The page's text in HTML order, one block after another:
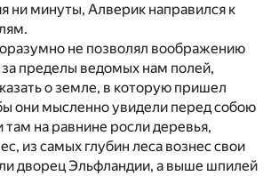
ни минуты, Алверик направился к
не позволял воображению
пределы ведомых нам полей,
о земле, в которую пришел
они мысленно увидели перед собою
там на равнине росли деревья,
из самых глубин леса вознес свои
дворец Эльфландии, а выше шпилей